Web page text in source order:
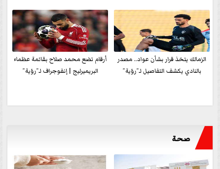
الزمالك يتخذ قرار بشأن عواد.. مصدر
بالنادي يكشف التفاصيل لـ”رؤية”
أرقام تضع محمد صلاح بقائمة عظماء
البريميرليج | إنفوجراف لـ”رؤية”
صحة